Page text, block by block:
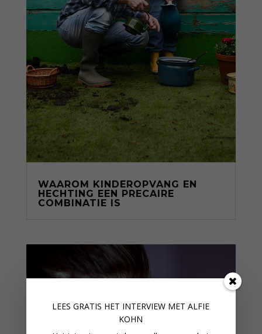
WAAROM KINDEROPVANG EN
HECHTING EEN PRECAIRE
COMBINATIE IS
LEES GRATIS HET INTERVIEW MET ALFIE
KOHN